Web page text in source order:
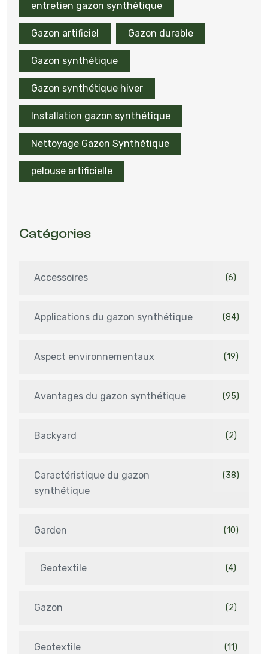
entretien gazon synthétique
Gazon artificiel Gazon durable
Gazon synthétique
Gazon synthétique hiver
Installation gazon synthétique
Nettoyage Gazon Synthétique
pelouse artificielle
Catégories
Accessoires (6)
Applications du gazon synthétique (84)
Aspect environnementaux (19)
Avantages du gazon synthétique (95)
Backyard (2)
Caractéristique du gazon
synthétique
(38)
Garden (10)
Geotextile (4)
Gazon (2)
Geotextile (11)